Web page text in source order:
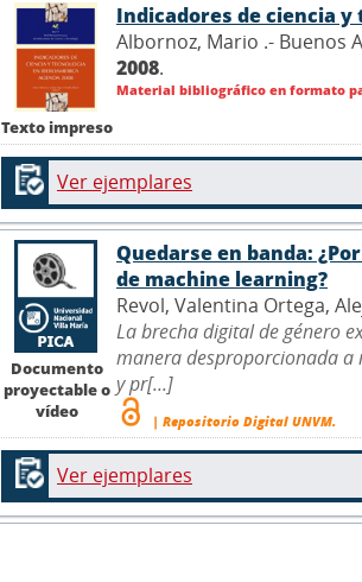
Texto impreso
Indicadores de ciencia y
Albornoz, Mario .- Buenos
2008.
Material bibliográfico en formato
Ver ejemplares
Documento
proyectable o
vídeo
Quedarse en banda:
de machine learning?
Revol, Valentina Ortega,
La brecha digital de género
manera desproporcionada a
y pr[...]
| Repositorio Digital UNVM.
Ver ejemplares